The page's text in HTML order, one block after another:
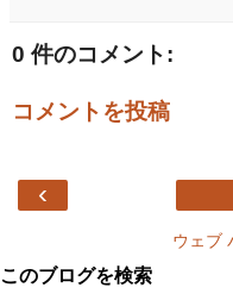
0 件のコメント:
コメントを投稿
‹
ウェブ
このブログを検索